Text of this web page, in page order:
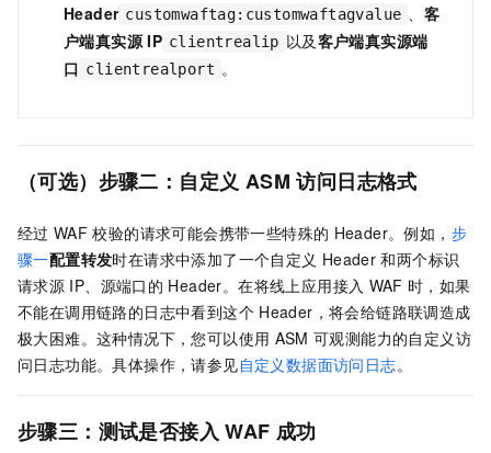
Header customwaftag:customwaftagvalue 、 客
户端真实源 IP clientrealip 以及客户端真实源端
口 clientrealport 。
（可选）步骤二：自定义 ASM 访问日志格式
经过 WAF 校验的请求可能会携带一些特殊的 Header。例如， 步
骤一配置转发时在请求中添加了一个自定义 Header 和两个标识
请求源 IP、源端口的 Header。在将线上应用接入 WAF 时，如果
不能在调用链路的日志中看到这个 Header，将会给链路联调造成
极大困难。这种情况下，您可以使用 ASM 可观测能力的自定义访
问日志功能。具体操作，请参见自定义数据面访问日志。
步骤三：测试是否接入 WAF 成功